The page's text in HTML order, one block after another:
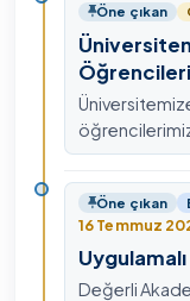
Öne çıkan
211 75 75
ulaşabilirsiniz.
Öne çıkan
16 Temmuz
Değerli